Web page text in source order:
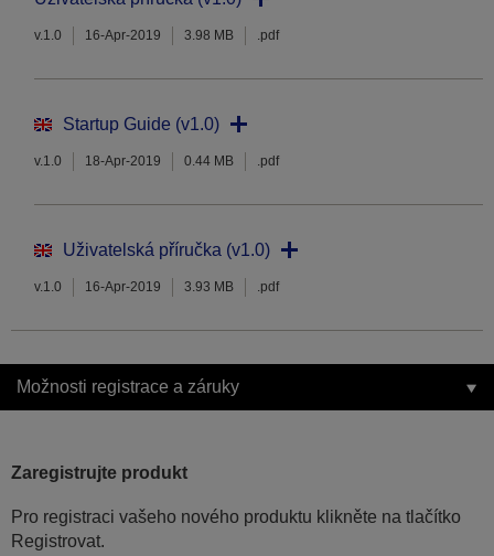
v.1.0 16-Apr-2019 3.98 MB .pdf
Startup Guide (v1.0)
v.1.0 18-Apr-2019 0.44 MB .pdf
Uživatelská příručka (v1.0)
v.1.0 16-Apr-2019 3.93 MB .pdf
Možnosti registrace a záruky
Zaregistrujte produkt
Pro registraci vašeho nového produktu klikněte na tlačítko
Registrovat.